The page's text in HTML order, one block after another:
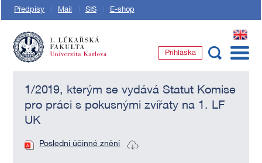
Předpisy Mail SIS E-shop
EN
Přihláška
1/2019, kterým se vydává Statut Komise
pro práci s pokusnými zvířaty na 1. LF
UK
Poslední účinné znění